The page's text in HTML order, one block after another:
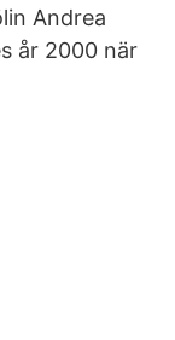
Andrea
år 2000 när